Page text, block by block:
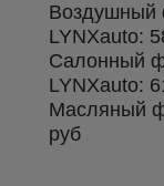
Воздушный
LYNXauto:
Салонный
LYNXauto:
Масляный
руб